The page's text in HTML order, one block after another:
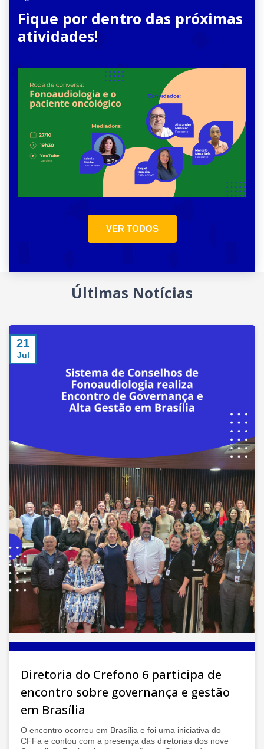
Fique por dentro das próximas
atividades!
VER TODOS
Últimas Notícias
21
Jul
Diretoria do Crefono 6 participa de
encontro sobre governança e gestão
em Brasília
O encontro ocorreu em Brasília e foi uma iniciativa do
CFFa e contou com a presença das diretorias dos nove